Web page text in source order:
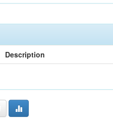
Description